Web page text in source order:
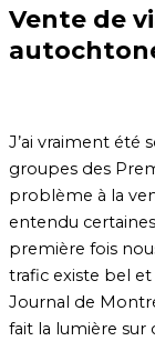
Vente de
J’ai vraiment été
groupes des
problème à la
entendu
première fois
trafic existe bel
Journal de
fait la lumière sur